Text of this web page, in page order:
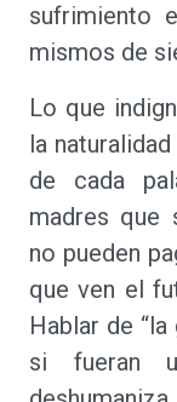
sufrimiento
mismos de
Lo que
la
de cada
madres que
no pueden
que ven el
Hablar de
si fueran